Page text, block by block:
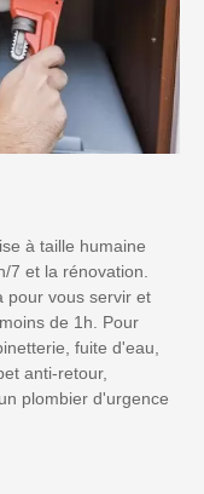
à taille humaine
7 et la rénovation.
pour vous servir et
de 1h. Pour
fuite d'eau,
anti-retour,
plombier d'urgence